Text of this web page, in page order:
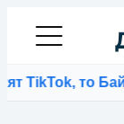
то Байден